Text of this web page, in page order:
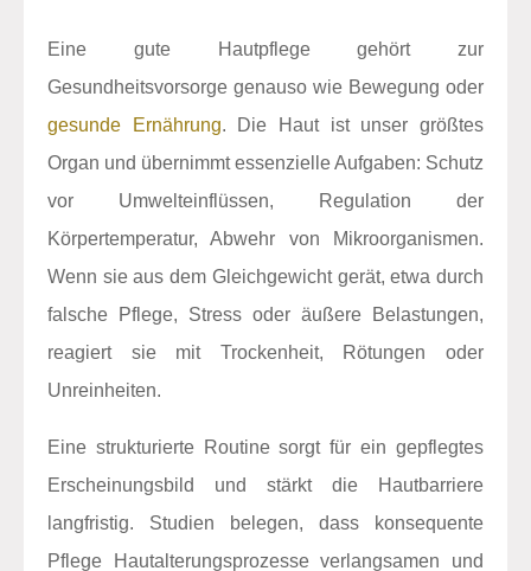
Eine gute Hautpflege gehört zur
Gesundheitsvorsorge genauso wie Bewegung oder
gesunde Ernährung. Die Haut ist unser größtes
Organ und übernimmt essenzielle Aufgaben: Schutz
vor Umwelteinflüssen, Regulation der
Körpertemperatur, Abwehr von Mikroorganismen.
Wenn sie aus dem Gleichgewicht gerät, etwa durch
falsche Pflege, Stress oder äußere Belastungen,
reagiert sie mit Trockenheit, Rötungen oder
Unreinheiten.
Eine strukturierte Routine sorgt für ein gepflegtes
Erscheinungsbild und stärkt die Hautbarriere
langfristig. Studien belegen, dass konsequente
Pflege Hautalterungsprozesse verlangsamen und